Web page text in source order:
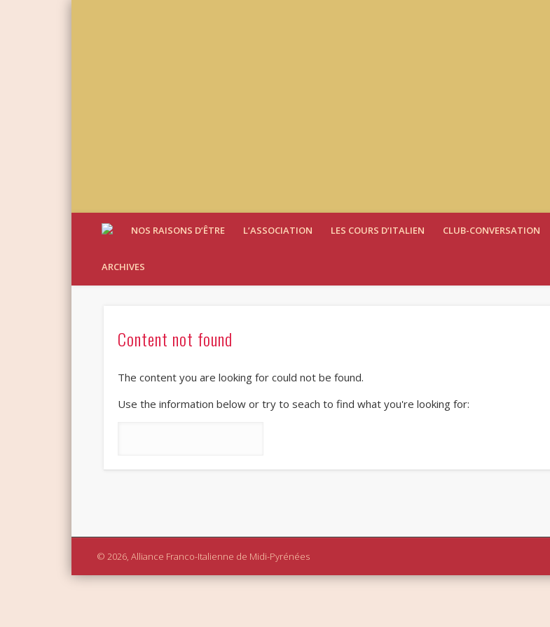
NOS RAISONS D’ÊTRE L’ASSOCIATION LES COURS D’ITALIEN CLUB-CONVERSATION
ARCHIVES
Content not found
The content you are looking for could not be found.
Use the information below or try to seach to find what you're looking for:
© 2026, Alliance Franco-Italienne de Midi-Pyrénées